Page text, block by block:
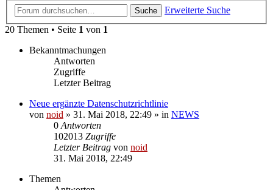
Suche
Erweiterte Suche
20 Themen • Seite 1 von 1
Bekanntmachungen
Antworten
Zugriffe
Letzter Beitrag
Neue ergänzte Datenschutzrichtlinie
von noid » 31. Mai 2018, 22:49 » in NEWS
0 Antworten
102013 Zugriffe
Letzter Beitrag von noid
31. Mai 2018, 22:49
Themen